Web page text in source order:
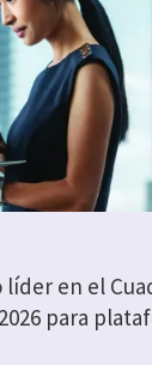
líder en el
para